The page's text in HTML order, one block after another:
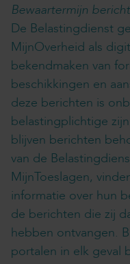
Bewaartermijn
De Belastingdienst
MijnOverheid als
bekendmaken van
beschikkingen en
deze berichten is
belastingplichtige
blijven berichten
van de
MijnToeslagen,
informatie over hun
de berichten die zij
hebben ontvangen.
portalen in elk geval